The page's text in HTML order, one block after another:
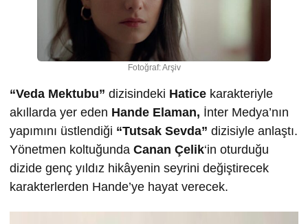
Fotoğraf: Arşiv
“Veda Mektubu” dizisindeki Hatice karakteriyle
akıllarda yer eden Hande Elaman, İnter Medya’nın
yapımını üstlendiği “Tutsak Sevda” dizisiyle anlaştı.
Yönetmen koltuğunda Canan Çelik‘in oturduğu
dizide genç yıldız hikâyenin seyrini değiştirecek
karakterlerden Hande’ye hayat verecek.